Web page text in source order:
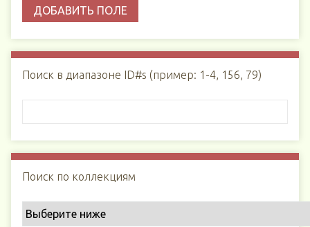
ДОБАВИТЬ ПОЛЕ
Поиск в диапазоне ID#s (пример: 1-4, 156, 79)
Поиск по коллекциям